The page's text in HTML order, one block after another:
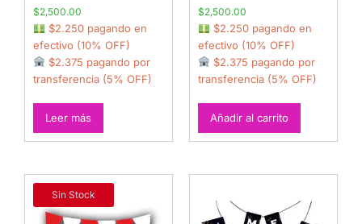
$2,500.00
$2.250 pagando en
efectivo (10% OFF)
$2.375 pagando por
transferencia (5% OFF)
Leer más
$2,500.00
$2.250 pagando en
efectivo (10% OFF)
$2.375 pagando por
transferencia (5% OFF)
Añadir al carrito
Sin Stock